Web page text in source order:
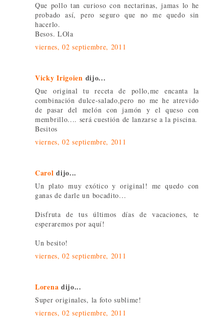
Que pollo tan curioso con nectarinas, jamas lo he
probado así, pero seguro que no me quedo sin
hacerlo.
Besos. LOla
viernes, 02 septiembre, 2011
Vicky Irigoien dijo...
Que original tu receta de pollo,me encanta la
combinación dulce-salado,pero no me he atrevido
de pasar del melón con jamón y el queso con
membrillo.... será cuestión de lanzarse a la piscina.
Besitos
viernes, 02 septiembre, 2011
Carol dijo...
Un plato muy exótico y original! me quedo con
ganas de darle un bocadito...
Disfruta de tus últimos días de vacaciones, te
esperaremos por aquí!
Un besito!
viernes, 02 septiembre, 2011
Lorena dijo...
Super originales, la foto sublime!
viernes, 02 septiembre, 2011